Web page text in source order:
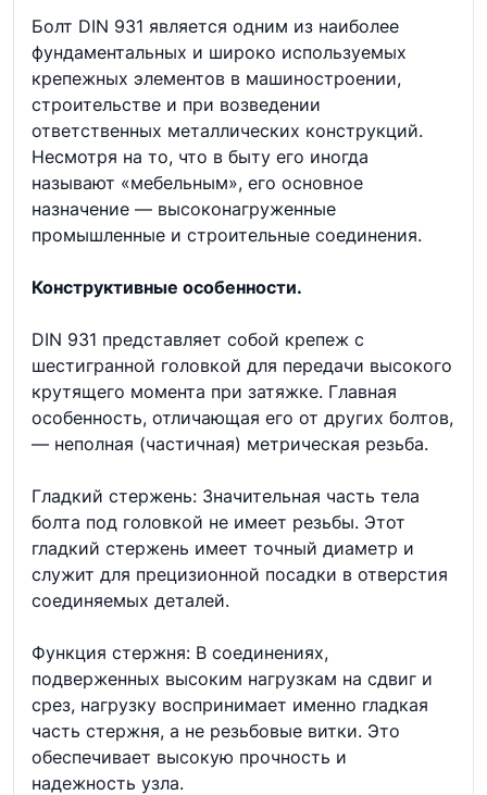
Болт DIN 931 является одним из наиболее
фундаментальных и широко используемых
крепежных элементов в машиностроении,
строительстве и при возведении
ответственных металлических конструкций.
Несмотря на то, что в быту его иногда
называют «мебельным», его основное
назначение — высоконагруженные
промышленные и строительные соединения.
Конструктивные особенности.
DIN 931 представляет собой крепеж с
шестигранной головкой для передачи высокого
крутящего момента при затяжке. Главная
особенность, отличающая его от других болтов,
— неполная (частичная) метрическая резьба.
Гладкий стержень: Значительная часть тела
болта под головкой не имеет резьбы. Этот
гладкий стержень имеет точный диаметр и
служит для прецизионной посадки в отверстия
соединяемых деталей.
Функция стержня: В соединениях,
подверженных высоким нагрузкам на сдвиг и
срез, нагрузку воспринимает именно гладкая
часть стержня, а не резьбовые витки. Это
обеспечивает высокую прочность и
надежность узла.